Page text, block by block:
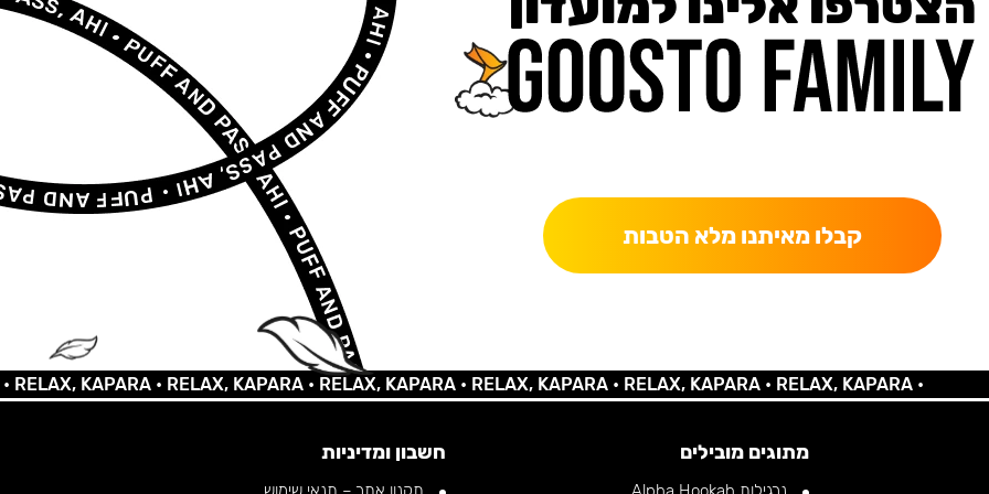
קבלו מאיתנו מלא הטבות
KAPARA •RELAX, KAPARA •RELAX, KAPARA •RELAX, KAPARA •RELAX, KAPARA •RELAX, KAPARA •
מתוגים מובילים חשבון ומדיניות